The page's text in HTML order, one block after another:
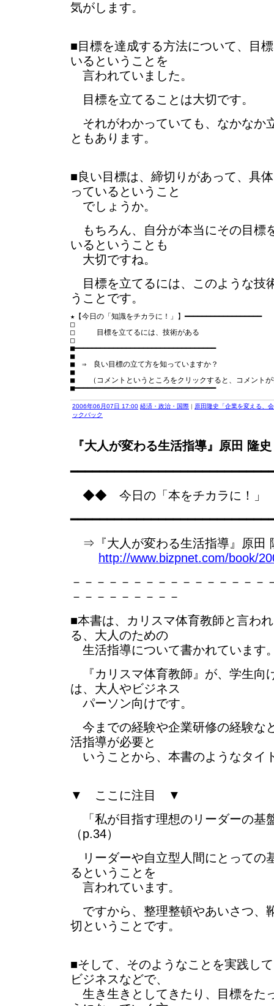
気がします。
■目標を達成する方法について、目
いるということを
言われていました。
目標を立てることは大切です。
それがわかっていても、なかなか
ともあります。
■良い目標は、締切りがあって、具
っているということ
でしょうか。
もちろん、自分が本当にその目標
いるということも
大切ですね。
目標を立てるには、このような技
うことです。
★【今日の「知識をチカラに！」】━━━━━━━━━━━━━━━━━━
□　　　目標を立てるには、技術がある
■━━━━━━━━━━━━━━━━━━━━━━━━━━━━━━━━━
■
■　⇒　良い目標の立て方を知っていますか？
■
■　　（コメントというところをクリックすると、コメント
2006年06月07日 17:00 経済・政治・国際 | 原田隆史「企業を変える、
ックバック
『大人が変わる生活指導』原田 隆
◆◆ 今日の「本をチカラに！
⇒『大人が変わる生活指導』原田
http://www.bizpnet.com/book/
－－－－－－－－－－－－－－－－
－－－－－－－－－
■本書は、カリスマ体育教師と言わ
る、大人のための
生活指導について書かれています
『カリスマ体育教師』が、学生向
は、大人やビジネス
パーソン向けです。
今までの経験や企業研修の経験な
活指導が必要と
いうことから、本書のようなタイ
▼ ここに注目 ▼
「私が目指す理想のリーダーの基
（p.34）
リーダーや自立型人間にとっての
るということを
言われています。
ですから、整理整頓やあいさつ、
切ということです。
■そして、そのようなことを実践し
ビジネスなどで、
生き生きとしてきたり、目標をた